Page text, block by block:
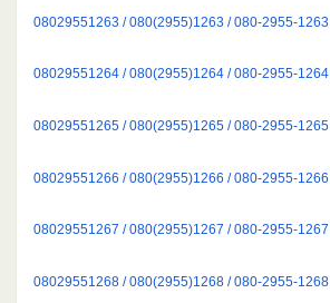
08029551263 / 080(2955)1263 / 080-2955-1263
08029551264 / 080(2955)1264 / 080-2955-1264
08029551265 / 080(2955)1265 / 080-2955-1265
08029551266 / 080(2955)1266 / 080-2955-1266
08029551267 / 080(2955)1267 / 080-2955-1267
08029551268 / 080(2955)1268 / 080-2955-1268